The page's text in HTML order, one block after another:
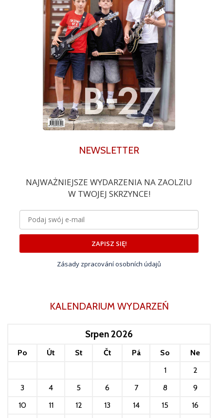
NEWSLETTER
NAJWAŻNIEJSZE WYDARZENIA NA ZAOLZIU
W TWOJEJ SKRZYNCE!
ZAPISZ SIĘ!
Zásady zpracování osobních údajů
KALENDARIUM WYDARZEŃ
Srpen 2026
Po Út St Čt Pá So
Ne
1
2
3
4 5 6 7 8
9
10
11 12 13 14 15
16